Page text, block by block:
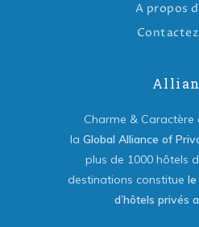
A propos
Charme & Caractère
la Global Alliance of
plus de 1000 hôtels
destinations constitue
d’hôtels privés